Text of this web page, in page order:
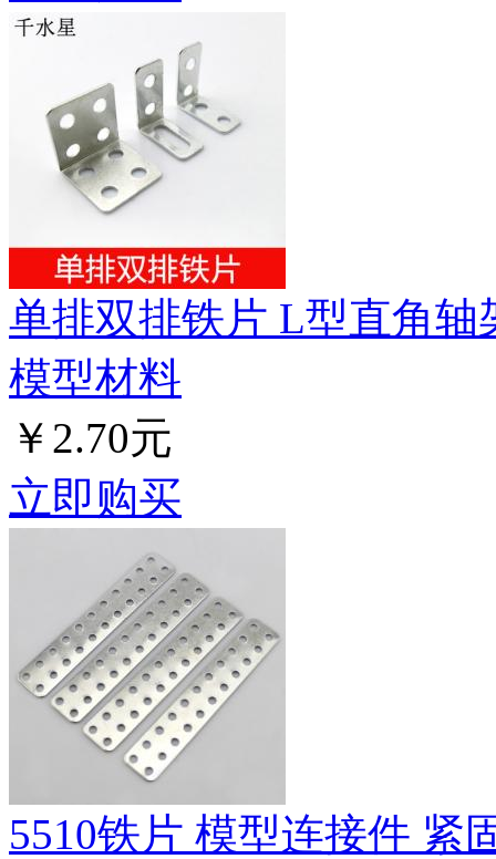
单排双排铁片 L型直角
模型材料
￥2.70元
立即购买
5510铁片 模型连接件 紧